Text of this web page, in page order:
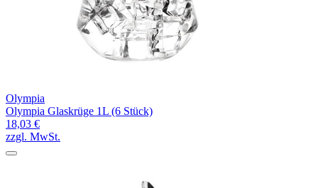
Olympia
Olympia Glaskrüge 1L (6 Stück)
18,03 €
zzgl. MwSt.